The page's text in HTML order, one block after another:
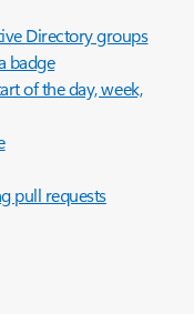
Directory groups
badge
of the day, week,
pull requests